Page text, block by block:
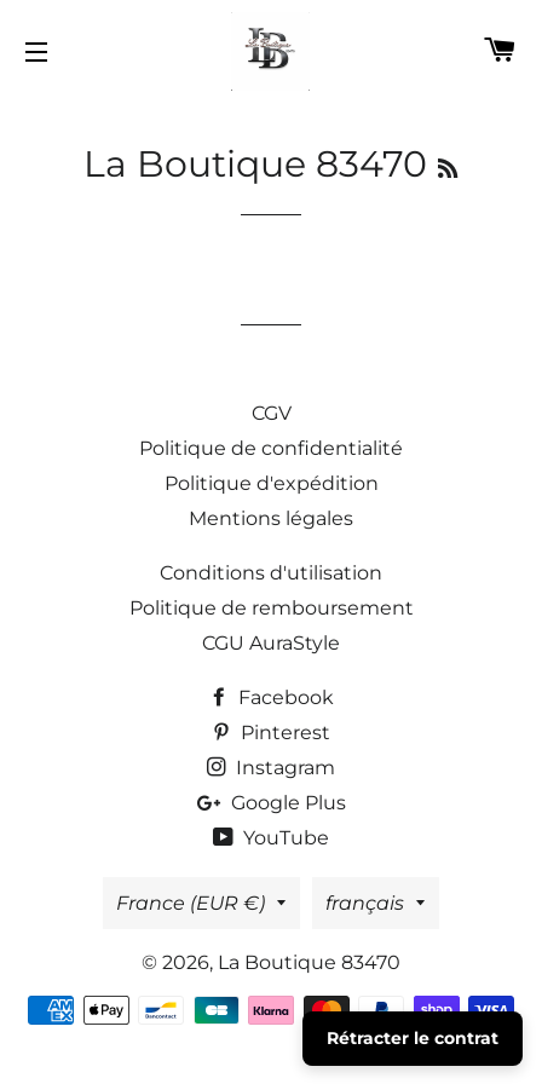
La Boutique 83470
CGV
Politique de confidentialité
Politique d'expédition
Mentions légales
Conditions d'utilisation
Politique de remboursement
CGU AuraStyle
Facebook
Pinterest
Instagram
Google Plus
YouTube
Pays/région
France (EUR €) Langue
français
© 2026, La Boutique 83470
Moyens
paiement
Rétracter le contrat